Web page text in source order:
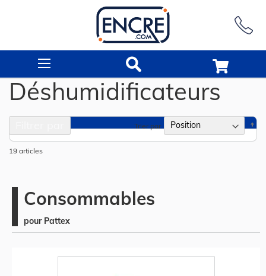
Déshumidificateurs
19 articles
Trier par
Consommables
pour Pattex